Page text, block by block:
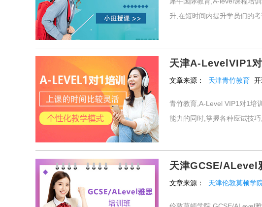
升,在短时间内提升学员们的
天津A-LevelVIP1
文章来源： 天津青竹教育 开
青竹教育,A-Level VIP1对1培
能力的同时,掌握各种应试技
天津GCSE/ALevel
文章来源： 天津伦敦莫顿学